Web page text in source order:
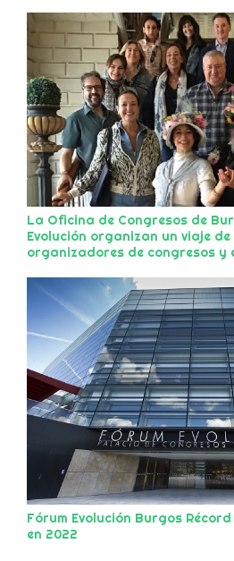
La Oficina de Congresos de
Evolución organizan un viaje
organizadores de congresos y
Fórum Evolución Burgos
en 2022